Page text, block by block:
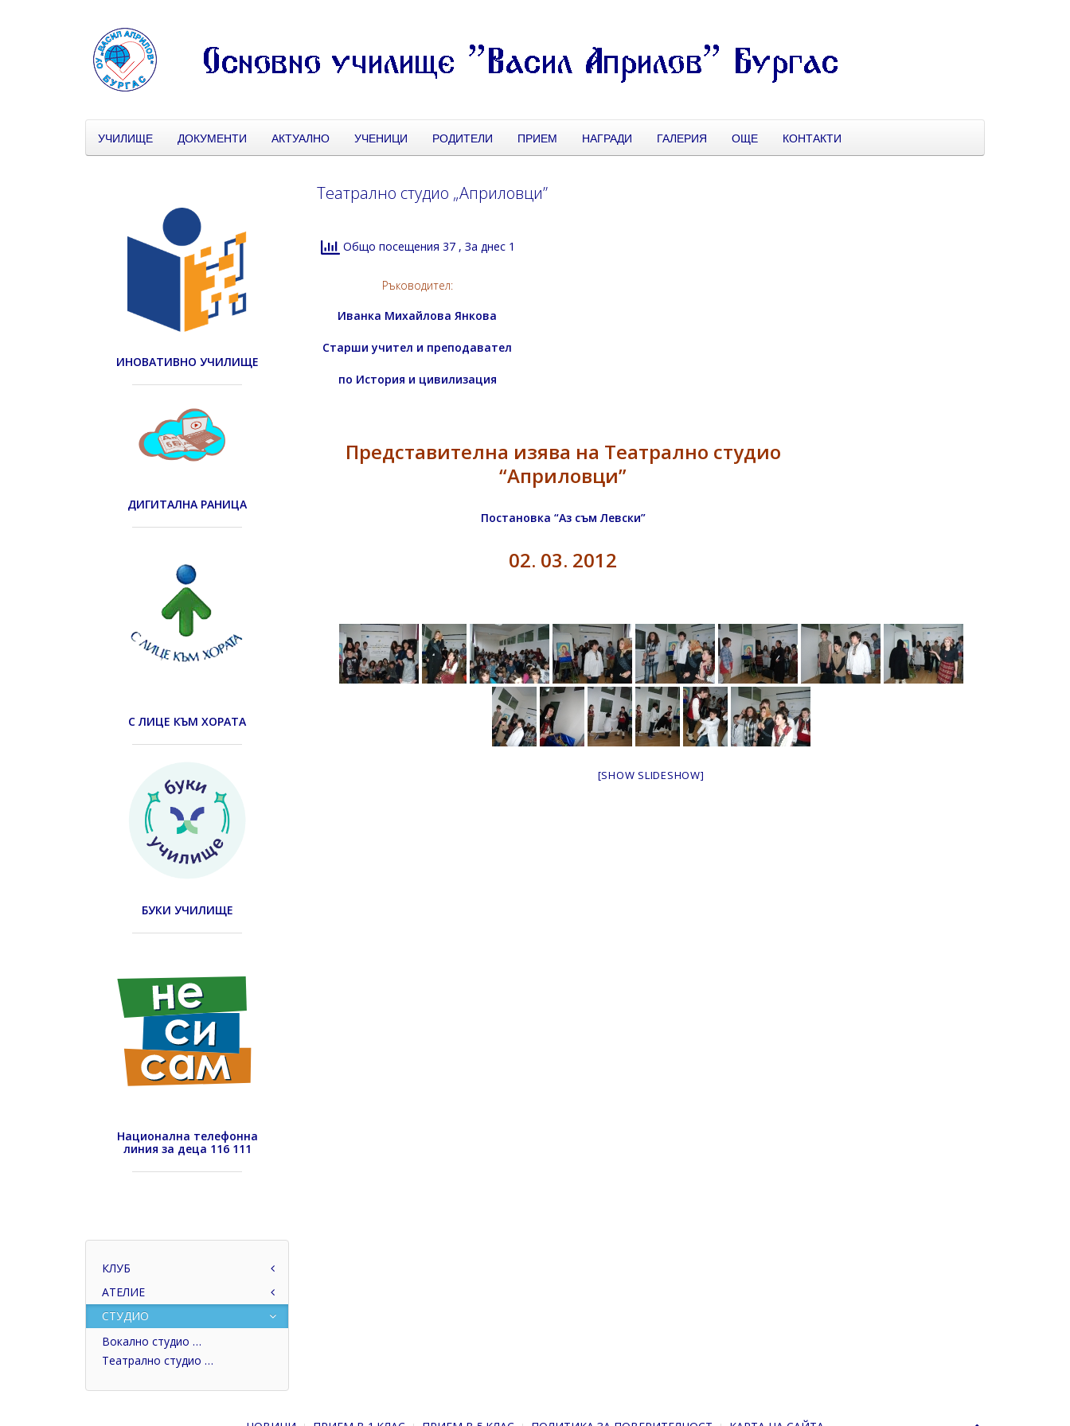
УЧИЛИЩЕ ДОКУМЕНТИ АКТУАЛНО УЧЕНИЦИ РОДИТЕЛИ ПРИЕМ НАГРАДИ ГАЛЕРИЯ ОЩЕ КОНТАКТИ
Театрално студио „Априловци”
Общо посещения 37 , За днес 1
Ръководител:
Иванка Михайлова Янкова
Старши учител и преподавател
по История и цивилизация
Представителна изява на Театрално студио
“Априловци”
Постановка “Аз съм Левски”
02. 03. 2012
[SHOW SLIDESHOW]
ИНОВАТИВНО УЧИЛИЩЕ
ДИГИТАЛНА РАНИЦА
С ЛИЦЕ КЪМ ХОРАТА
БУКИ УЧИЛИЩЕ
Национална телефонна
линия за деца 116 111
КЛУБ
АТЕЛИЕ
СТУДИО
Вокално студио …
Театрално студио …